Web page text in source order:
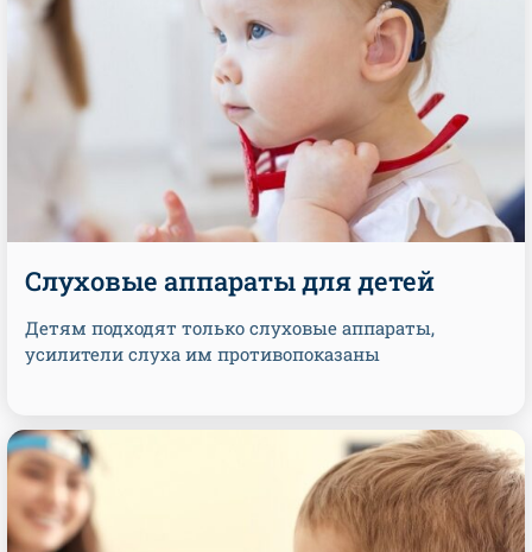
Cлуховые аппараты для детей
Детям подходят только слуховые аппараты,
усилители слуха им противопоказаны